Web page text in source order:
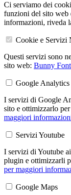
Ci serviamo dei
funzioni del sito web
informazioni, riveda
Cookie e Servizi
Questi servizi sono
sito web: Bunny
Google Analytics
I servizi di Google
sito e ottimizzarlo
maggiori
Servizi Youtube
I servizi di Youtube
plugin e ottimizzarli
per maggiori
Google Maps